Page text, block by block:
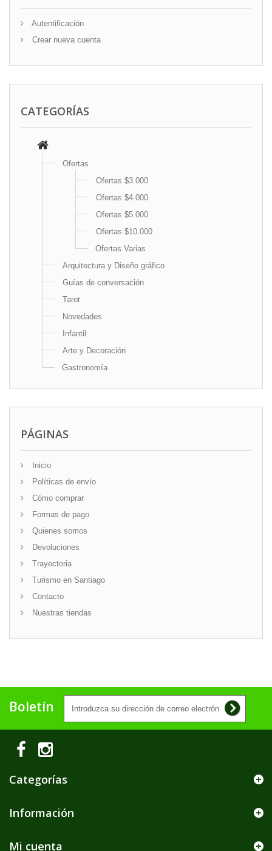
Autentificación
Crear nueva cuenta
CATEGORÍAS
Ofertas
Ofertas $3.000
Ofertas $4.000
Ofertas $5.000
Ofertas $10.000
Ofertas Varias
Arquitectura y Diseño gráfico
Guías de conversación
Tarot
Novedades
Infantil
Arte y Decoración
Gastronomía
PÁGINAS
Inicio
Políticas de envío
Cómo comprar
Formas de pago
Quienes somos
Devoluciones
Trayectoria
Turismo en Santiago
Contacto
Nuestras tiendas
Boletín
Categorías
Información
Mi cuenta